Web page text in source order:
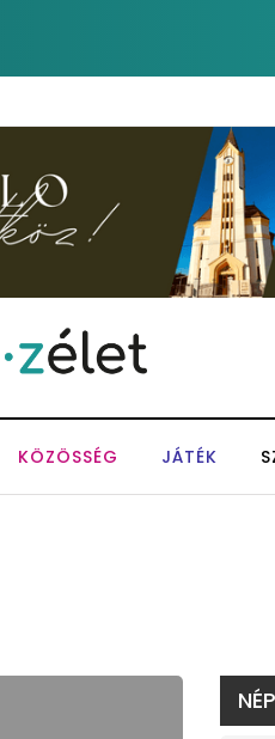
KÖZÖSSÉG JÁTÉK